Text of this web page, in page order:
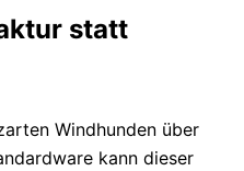
statt
Windhunden über
kann dieser